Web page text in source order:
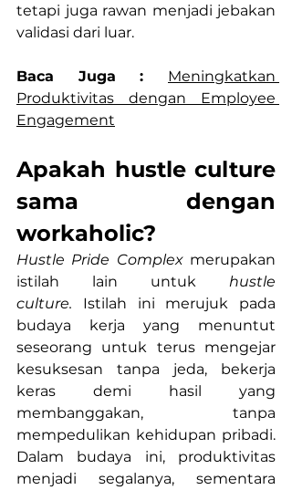
tetapi juga rawan menjadi jebakan
validasi dari luar.
Baca Juga : Meningkatkan
Produktivitas dengan Employee
Engagement
Apakah hustle culture
sama dengan
workaholic?
Hustle Pride Complex merupakan
istilah lain untuk hustle
culture. Istilah ini merujuk pada
budaya kerja yang menuntut
seseorang untuk terus mengejar
kesuksesan tanpa jeda, bekerja
keras demi hasil yang
membanggakan, tanpa
mempedulikan kehidupan pribadi.
Dalam budaya ini, produktivitas
menjadi segalanya, sementara